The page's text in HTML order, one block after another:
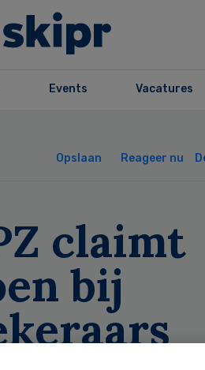
Events Vacatures
Opslaan Reageer nu
claimt
bij